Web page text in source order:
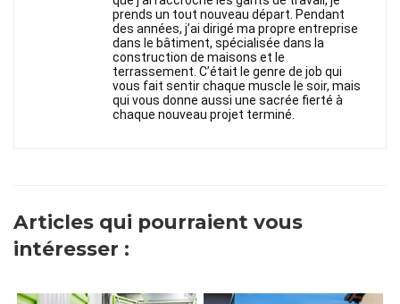
prends un tout nouveau départ. Pendant
des années, j’ai dirigé ma propre entreprise
dans le bâtiment, spécialisée dans la
construction de maisons et le
terrassement. C’était le genre de job qui
vous fait sentir chaque muscle le soir, mais
qui vous donne aussi une sacrée fierté à
chaque nouveau projet terminé.
Articles qui pourraient vous
intéresser :